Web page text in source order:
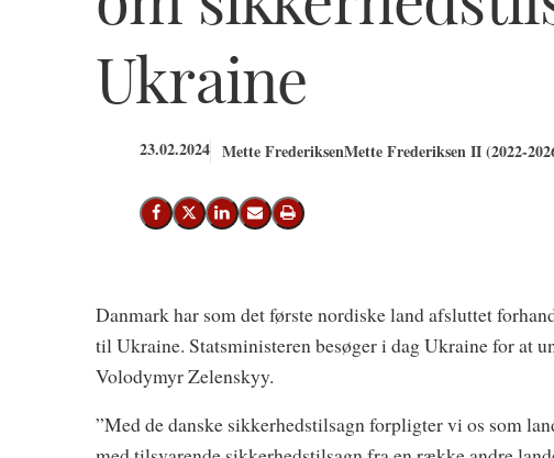
Ukraine
23.02.2024 Mette FrederiksenMette Frederiksen II (2022-
Del på Facebook
Del på X (Twitter)
Del på LinkedIn
Send email
Print
Danmark har som det første nordiske land afsluttet
til Ukraine. Statsministeren besøger i dag Ukraine for at
Volodymyr Zelenskyy.
”Med de danske sikkerhedstilsagn forpligter vi os som